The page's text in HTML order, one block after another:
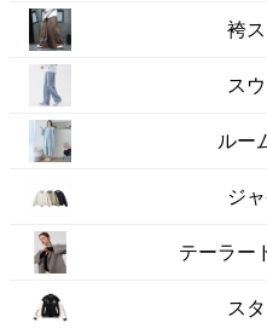
袴
ス
ルー
ジ
テーラー
ス